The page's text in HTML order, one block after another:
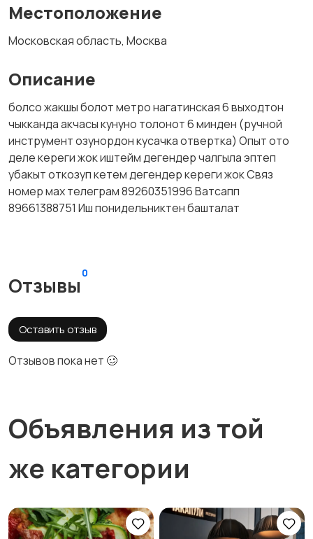
Местоположение
Московская область, Москва
Описание
болсо жакшы болот метро нагатинская 6 выходтон
чыкканда акчасы кунуно толонот 6 минден (ручной
инструмент озунордон кусачка отвертка) Опыт ото
деле кереги жок иштейм дегендер чалгыла эптеп
убакыт откозуп кетем дегендер кереги жок Связ
номер мах телеграм 89260351996 Ватсапп
89661388751 Иш понидельниктен башталат
Отзывы
0
Оставить отзыв
Отзывов пока нет 🥴
Объявления из той
же категории